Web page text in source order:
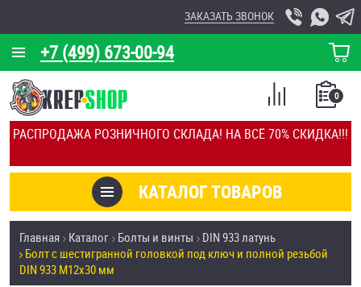
РАСПРОДАЖА РОЗНИЧНОГО СКЛАДА! НА ВСЁ 70% СКИДКА!!!
+7 (499) 673-00-94
ЗАКАЗАТЬ ЗВОНОК
КОРЗИНА
О КОМПАНИИ
КАЛЬКУЛЯТОР
ОТЗЫВЫ
УСЛУГИ
СКИДКИ
КАТАЛОГ ТОВАРОВ
0
СПИСОК
СРАВНЕНИЕ
Товары со скидкой
Анкеры
Главная Каталог Болты и винты
DIN 933 латунь
Болт с шестигранной головкой под ключ и полной резьбой
DIN 933 М12х30 мм